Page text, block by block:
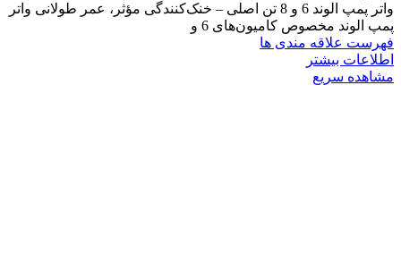
واتر پمپ الوند 6 و 8 تن اصلی – خنک‌کنندگی مؤثر، عمر طولانی واتر
پمپ الوند مخصوص کامیون‌های 6 و
فهرست علاقه مندی ها
اطلاعات بیشتر
مشاهده سریع